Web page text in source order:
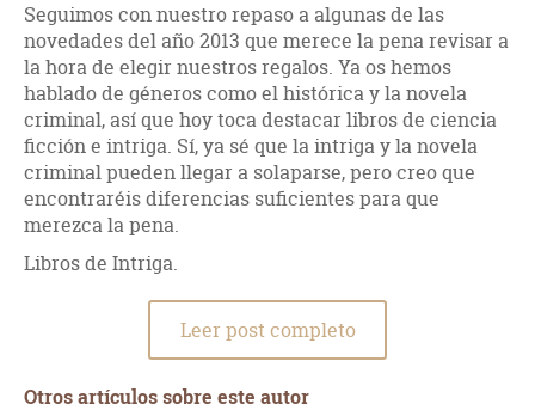
Seguimos con nuestro repaso a algunas de las
novedades del año 2013 que merece la pena revisar a
la hora de elegir nuestros regalos. Ya os hemos
hablado de géneros como el histórica y la novela
criminal, así que hoy toca destacar libros de ciencia
ficción e intriga. Sí, ya sé que la intriga y la novela
criminal pueden llegar a solaparse, pero creo que
encontraréis diferencias suficientes para que
merezca la pena.
Libros de Intriga.
Leer post completo
Otros artículos sobre este autor